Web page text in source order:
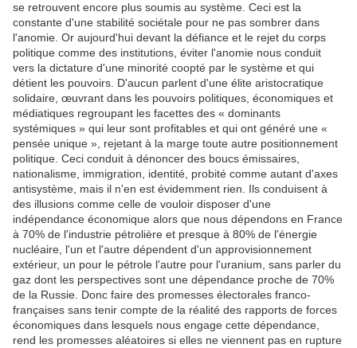
se retrouvent encore plus soumis au système. Ceci est la
constante d'une stabilité sociétale pour ne pas sombrer dans
l'anomie. Or aujourd'hui devant la défiance et le rejet du corps
politique comme des institutions, éviter l'anomie nous conduit
vers la dictature d'une minorité coopté par le système et qui
détient les pouvoirs. D'aucun parlent d'une élite aristocratique
solidaire, œuvrant dans les pouvoirs politiques, économiques et
médiatiques regroupant les facettes des « dominants
systémiques » qui leur sont profitables et qui ont généré une «
pensée unique », rejetant à la marge toute autre positionnement
politique. Ceci conduit à dénoncer des boucs émissaires,
nationalisme, immigration, identité, probité comme autant d'axes
antisystème, mais il n'en est évidemment rien. Ils conduisent à
des illusions comme celle de vouloir disposer d'une
indépendance économique alors que nous dépendons en France
à 70% de l'industrie pétrolière et presque à 80% de l'énergie
nucléaire, l'un et l'autre dépendent d'un approvisionnement
extérieur, un pour le pétrole l'autre pour l'uranium, sans parler du
gaz dont les perspectives sont une dépendance proche de 70%
de la Russie. Donc faire des promesses électorales franco-
françaises sans tenir compte de la réalité des rapports de forces
économiques dans lesquels nous engage cette dépendance,
rend les promesses aléatoires si elles ne viennent pas en rupture